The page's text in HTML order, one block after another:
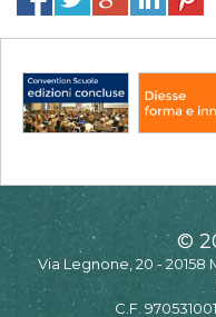
©
Via Legnone, 20 - 20158
C.F.